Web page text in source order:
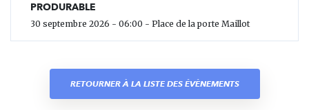
PRODURABLE
30 septembre 2026 - 06:00 - Place de la porte Maillot
RETOURNER À LA LISTE DES ÉVÈNEMENTS